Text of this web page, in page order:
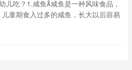
儿吃？1.咸鱼咸鱼是一种风味食品，
童期食入过多的咸鱼，长大以后容易
。2.碳烤肉、熏肉许多儿童喜食碳